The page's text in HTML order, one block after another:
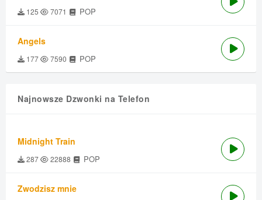
125 7071 POP
Angels
177 7590 POP
Najnowsze Dzwonki na Telefon
Midnight Train
287 22888 POP
Zwodzisz mnie